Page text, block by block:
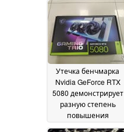
платежные сервисы
29 January 2025
Утечка бенчмарка
Nvidia GeForce RTX
5080 демонстрирует
разную степень
повышения